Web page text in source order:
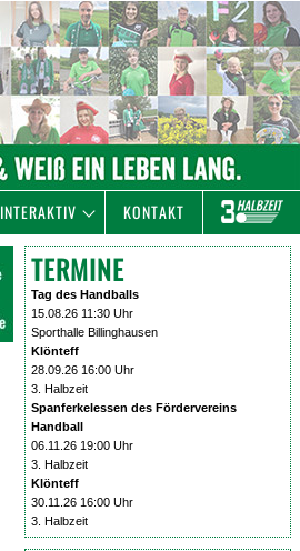
INTERAKTIV KONTAKT
TERMINE
Tag des Handballs
15.08.26 11:30 Uhr
Sporthalle Billinghausen
Klönteff
28.09.26 16:00 Uhr
3. Halbzeit
Spanferkelessen des Fördervereins
Handball
06.11.26 19:00 Uhr
3. Halbzeit
Klönteff
30.11.26 16:00 Uhr
3. Halbzeit